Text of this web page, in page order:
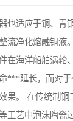
也适应于铜、青
流净化熔融铜液
在海洋船舶涡轮
***延长，而对
果。 在传统制铜
工艺中泡沫陶瓷